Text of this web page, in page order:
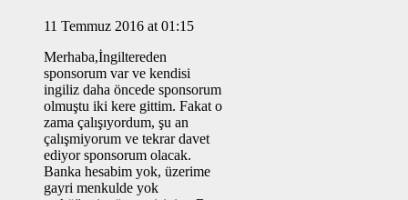
11 Temmuz 2016 at 01:15
Merhaba,İngiltereden
sponsorum var ve kendisi
ingiliz daha öncede sponsorum
olmuştu iki kere gittim. Fakat o
zama çalışıyordum, şu an
çalışmiyorum ve tekrar davet
ediyor sponsorum olacak.
Banka hesabim yok, üzerime
gayri menkulde yok